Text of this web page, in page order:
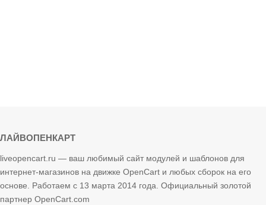
ЛАЙВОПЕНКАРТ
liveopencart.ru — ваш любимый сайт модулей и шаблонов для
интернет-магазинов на движке OpenCart и любых сборок на его
основе. Работаем с 13 марта 2014 года. Официальный золотой
партнер OpenCart.com